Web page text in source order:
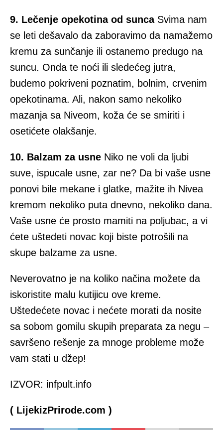
9. Lečenje opekotina od sunca Svima nam
se leti dešavalo da zaboravimo da namažemo
kremu za sunčanje ili ostanemo predugo na
suncu. Onda te noći ili sledećeg jutra,
budemo pokriveni poznatim, bolnim, crvenim
opekotinama. Ali, nakon samo nekoliko
mazanja sa Niveom, koža će se smiriti i
osetićete olakšanje.
10. Balzam za usne Niko ne voli da ljubi
suve, ispucale usne, zar ne? Da bi vaše usne
ponovi bile mekane i glatke, mažite ih Nivea
kremom nekoliko puta dnevno, nekoliko dana.
Vaše usne će prosto mamiti na poljubac, a vi
ćete uštedeti novac koji biste potrošili na
skupe balzame za usne.
Neverovatno je na koliko načina možete da
iskoristite malu kutijicu ove kreme.
Uštedećete novac i nećete morati da nosite
sa sobom gomilu skupih preparata za negu –
savršeno rešenje za mnoge probleme može
vam stati u džep!
IZVOR: infpult.info
( LijekizPrirode.com )